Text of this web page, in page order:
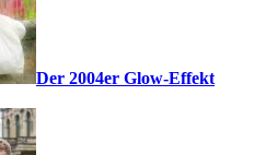
Der 2004er Glow-Effekt